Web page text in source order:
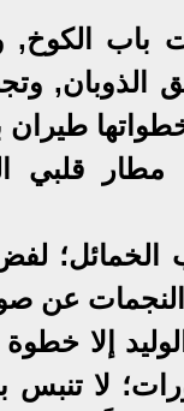
الكوخ,
الذوبان,
طيران
مطار قلبي
الخمائل؛
النجمات عن
إلا
لا